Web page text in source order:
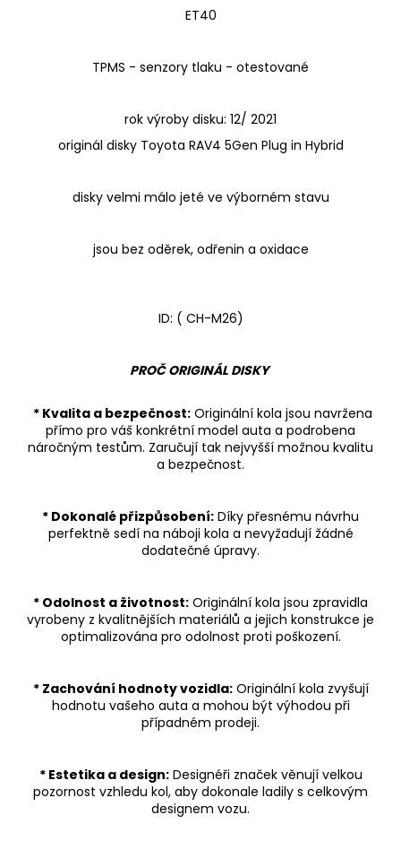
ET40
TPMS - senzory tlaku - otestované
rok výroby disku: 12/ 2021
originál disky Toyota RAV4 5Gen Plug in Hybrid
disky velmi málo jeté ve výborném stavu
jsou bez oděrek, odřenin a oxidace
ID: ( CH-M26)
PROČ ORIGINÁL DISKY
* Kvalita a bezpečnost:Originální kola jsou navržena
přímo pro váš konkrétní model auta a podrobena
náročným testům. Zaručují tak nejvyšší možnou kvalitu
a bezpečnost.
* Dokonalé přizpůsobení: Díky přesnému návrhu
perfektně sedí na náboji kola a nevyžadují žádné
dodatečné úpravy.
* Odolnost a životnost: Originální kola jsou zpravidla
vyrobeny z kvalitnějších materiálů a jejich konstrukce je
optimalizována pro odolnost proti poškození.
* Zachování hodnoty vozidla:Originální kola zvyšují
hodnotu vašeho auta a mohou být výhodou při
případném prodeji.
* Estetika a design:Designéři značek věnují velkou
pozornost vzhledu kol, aby dokonale ladily s celkovým
designem vozu.